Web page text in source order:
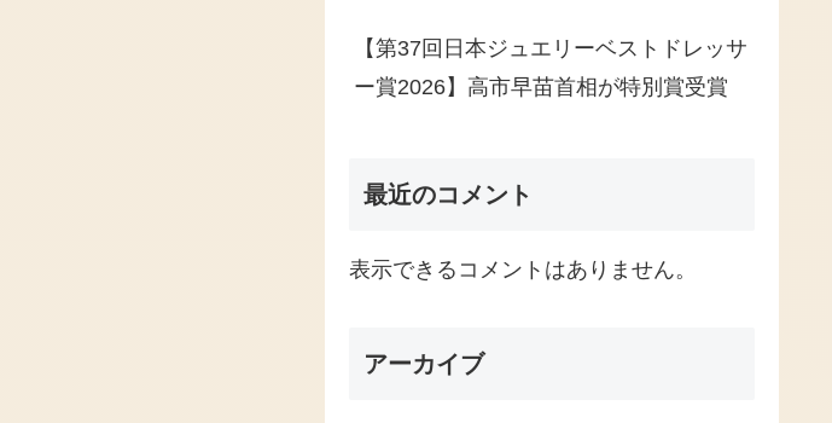
【第37回日本ジュエリーベストドレッサ
ー賞2026】高市早苗首相が特別賞受賞
最近のコメント
表示できるコメントはありません。
アーカイブ